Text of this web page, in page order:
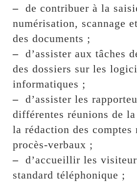
– de contribuer à la
numérisation, scannage
des documents ;
– d’assister aux tâches
des dossiers sur les
informatiques ;
– d’assister les
différentes réunions de
la rédaction des comptes
procès-verbaux ;
– d’accueillir les
standard téléphonique ;